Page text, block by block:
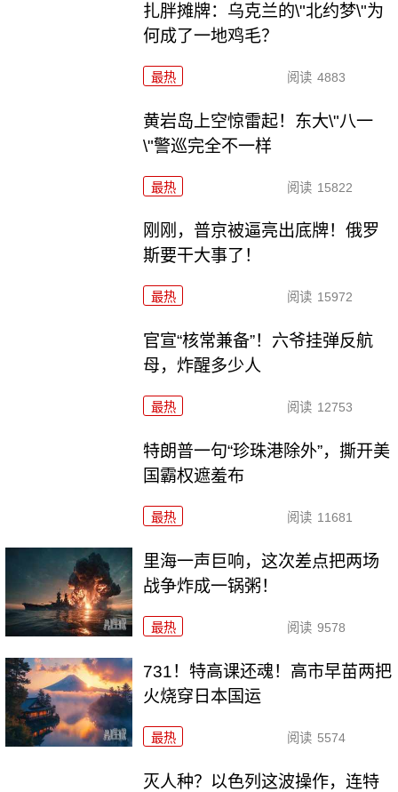
扎胖摊牌：乌克兰的\"北约梦\"为
何成了一地鸡毛？
最热 阅读 4883
黄岩岛上空惊雷起！东大\"八一
\"警巡完全不一样
最热 阅读 15822
刚刚，普京被逼亮出底牌！俄罗
斯要干大事了！
最热 阅读 15972
官宣“核常兼备”！六爷挂弹反航
母，炸醒多少人
最热 阅读 12753
特朗普一句“珍珠港除外”，撕开美
国霸权遮羞布
最热 阅读 11681
里海一声巨响，这次差点把两场
战争炸成一锅粥！
最热 阅读 9578
731！特高课还魂！高市早苗两把
火烧穿日本国运
最热 阅读 5574
灭人种？以色列这波操作，连特